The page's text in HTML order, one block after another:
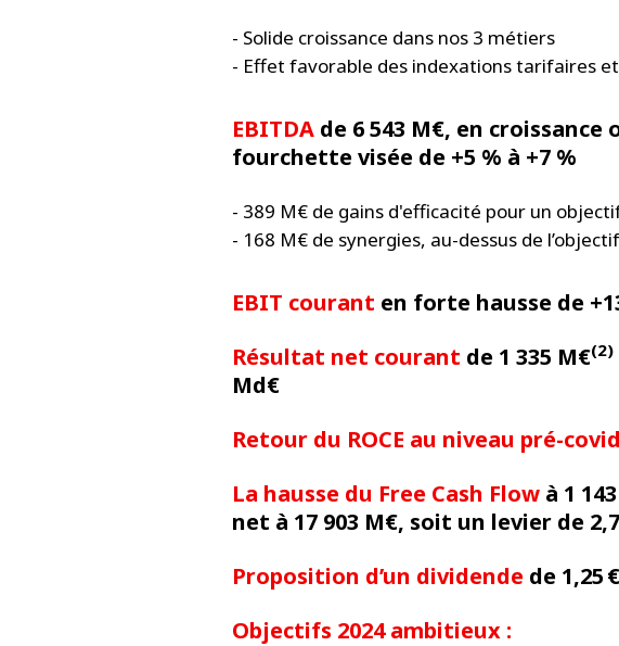
- Solide croissance dans nos 3 métiers
- Effet favorable des indexations tarifaires
EBITDA de 6 543 M€, en
fourchette visée de +5 % à +7 %
- 389 M€ de gains d'efficacité pour un
- 168 M€ de synergies, au-dessus de
EBIT courant en forte hausse de
Résultat net courant de 1 335 M€(2)
Md€
Retour du ROCE au niveau pré-covid
La hausse du Free Cash Flow à 1
net à 17 903 M€, soit un levier de
Proposition d’un dividende de 1,25
Objectifs 2024 ambitieux :